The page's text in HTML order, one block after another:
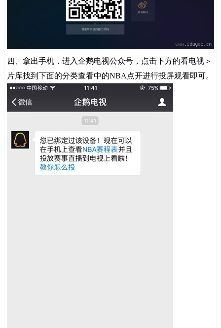
四、拿出手机，进入企鹅电视公众号，点击下方的看电视＞
片库找到下面的分类查看中的NBA点开进行投屏观看即可。